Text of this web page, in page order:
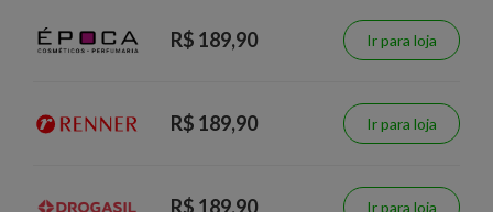
R$ 189,90 Ir para loja
R$ 189,90 Ir para loja
R$ 189,90 Ir para loja